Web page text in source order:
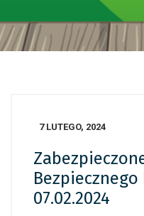
7 LUTEGO, 2024
07.02.2024